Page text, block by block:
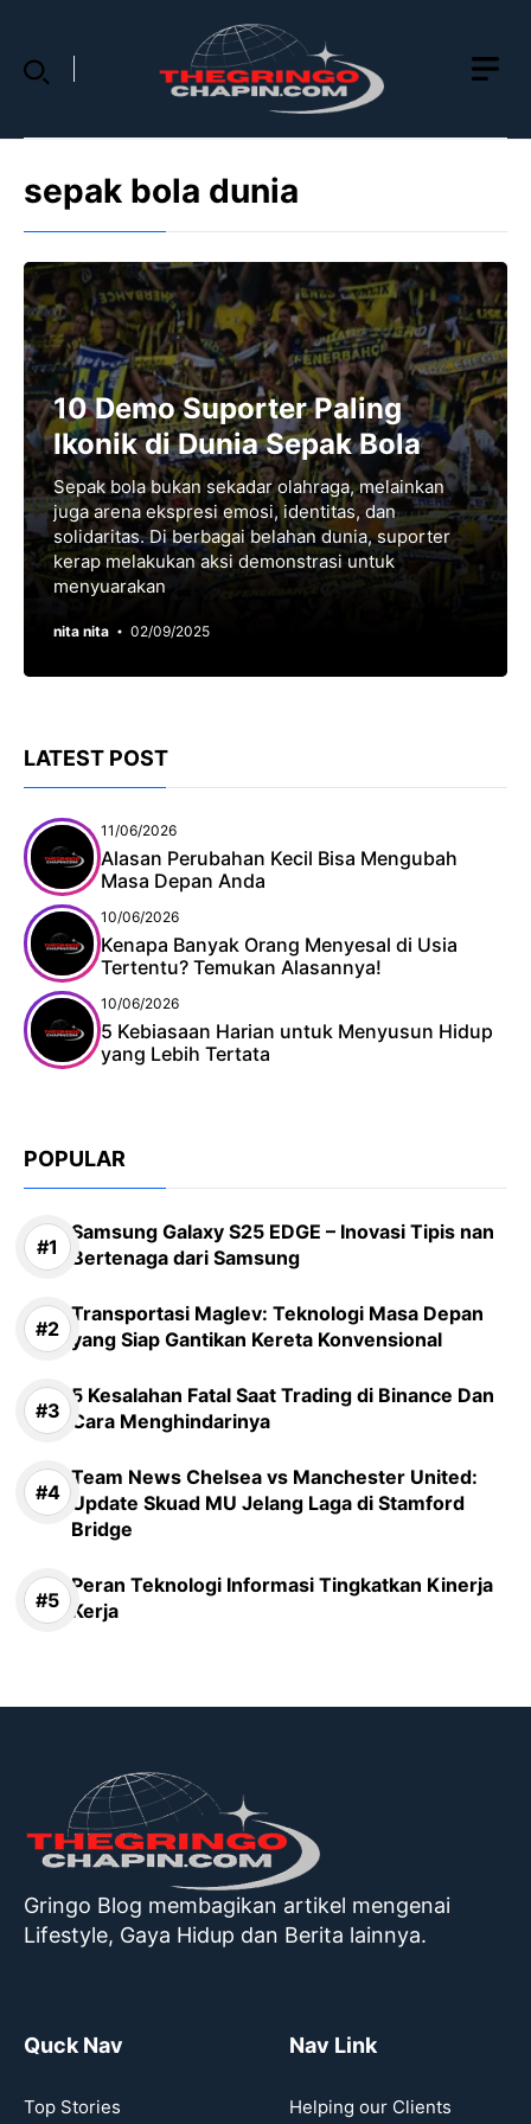
content
sepak bola dunia
10 Demo Suporter Paling
Ikonik di Dunia Sepak Bola
Sepak bola bukan sekadar olahraga, melainkan
juga arena ekspresi emosi, identitas, dan
solidaritas. Di berbagai belahan dunia, suporter
kerap melakukan aksi demonstrasi untuk
menyuarakan
nita nita 02/09/2025
LATEST POST
11/06/2026
Alasan Perubahan Kecil Bisa Mengubah
Masa Depan Anda
10/06/2026
Kenapa Banyak Orang Menyesal di Usia
Tertentu? Temukan Alasannya!
10/06/2026
5 Kebiasaan Harian untuk Menyusun Hidup
yang Lebih Tertata
POPULAR
Samsung Galaxy S25 EDGE – Inovasi Tipis nan
Bertenaga dari Samsung
Transportasi Maglev: Teknologi Masa Depan
yang Siap Gantikan Kereta Konvensional
5 Kesalahan Fatal Saat Trading di Binance Dan
Cara Menghindarinya
Team News Chelsea vs Manchester United:
Update Skuad MU Jelang Laga di Stamford
Bridge
Peran Teknologi Informasi Tingkatkan Kinerja
Kerja
Gringo Blog membagikan artikel mengenai
Lifestyle, Gaya Hidup dan Berita lainnya.
Quck Nav
Top Stories
Nav Link
Helping our Clients